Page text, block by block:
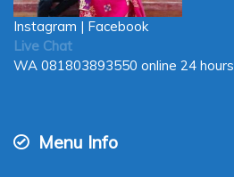
Instagram | Facebook
Live Chat
WA 081803893550 online 24 hours
Menu Info